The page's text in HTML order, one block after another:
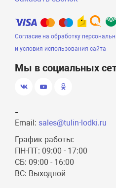
Согласие на обработку
и условия использования сайта
Мы в социальных
-
Email: sales@tulin-lodki.ru
График работы:
ПН-ПТ: 09:00 - 17:00
СБ: 09:00 - 16:00
ВС: Выходной